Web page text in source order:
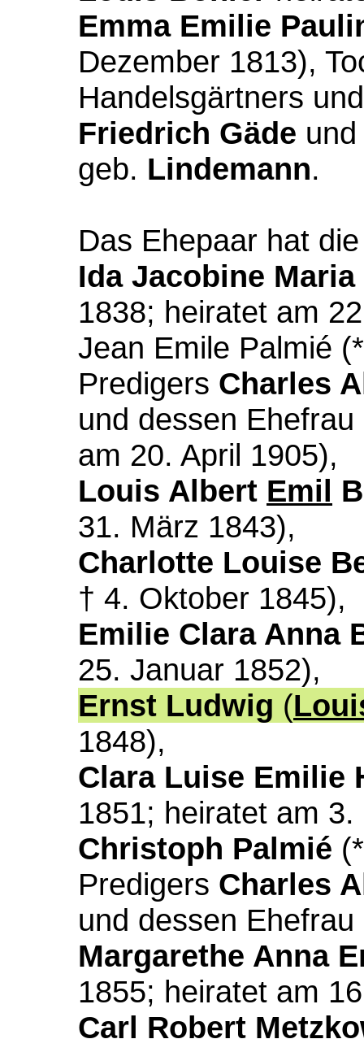
Emma Emilie
Dezember 1813),
Handelsgärtners
Friedrich Gäde
geb. Lindemann.
Das Ehepaar hat
Ida Jacobine
1838; heiratet am
Jean Emile Palmié
Predigers Charles
und dessen Ehefrau
am 20. April 1905),
Louis Albert Emil
31. März 1843),
Charlotte Louise
† 4. Oktober 1845),
Emilie Clara Anna
25. Januar 1852),
Ernst Ludwig (
1848),
Clara Luise Emilie
1851; heiratet am
Christoph Palmié
Predigers Charles
und dessen Ehefrau
Margarethe Anna
1855; heiratet am
Carl Robert